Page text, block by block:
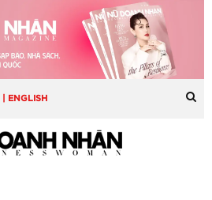
| ENGLISH